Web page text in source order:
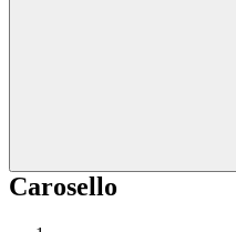
Carosello